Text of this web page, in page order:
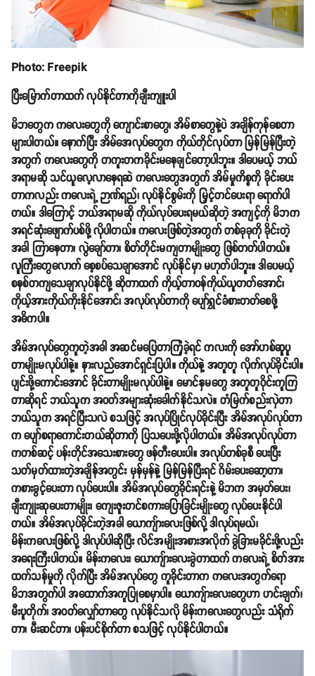
Photo: Freepik
ပြီးမြောက်တာထက် လုပ်နိုင်တာကိုချီးကျူးပါ
မိဘတွေက ကလေးတွေကို ကျောင်းစာတွေ၊ အိမ်စာတွေနဲ့ပဲ အချိန်ကုန်စေတာ
များပါတယ်။ နောက်ပြီး အိမ်အေလုပ်တွေက ကိုယ်တိုင်လုပ်တာ မြန်မြန်ပြီးတဲ့
အတွက် ကလေးတွေကို တကူးတကခိုင်းမနေချင်တော့ပါဘူး။ ဒါပေမယ့် ဘယ်
အရာမဆို သင်ယူလေ့လာနေရဆဲ ကလေးတွေအတွက် အိမ်မှုကိစ္စကို ခိုင်းပေး
တာကလည်း ကလေးရဲ့ ဉာဏ်ရည်၊ လုပ်နိုင်စွမ်းကို မြှင့်တင်ပေးရာ ရောက်ပါ
တယ်။ ဒါကြောင့် ဘယ်အရာမဆို ကိုယ်လုပ်ပေးရမယ်ဆိုတဲ့ အကျင့်ကို မိဘက
အရင်ဆုံးဖျောက်ပစ်ဖို့ လိုပါတယ်။ ကလေးဖြစ်တဲ့အတွက် တစ်ခုခုကို ခိုင်းတဲ့
အခါ ကြာနေတာ၊ လွဲချော်တာ၊ စိတ်တိုင်းမကျတာမျိုးတွေ ဖြစ်တတ်ပါတယ်။
လူကြီးတွေလောက် စေ့စပ်သေချာအောင် လုပ်နိုင်မှာ မဟုတ်ပါဘူး။ ဒါပေမယ့်
စနစ်တကျသေချာလုပ်နိုင်ဖို့ ဆိုတာထက် ကိုယ့်တာဝန်ကိုယ်ယူတတ်အောင်၊
ကိုယ့်အားကိုယ်ကိုးနိုင်အောင်၊ အလုပ်လုပ်တာကို ပျော်ရွှင်ခံစားတတ်စေဖို့
အဓိကပါ။
အိမ်အလုပ်တွေကူတဲ့အခါ အဆင်မပြေတာကြုံခဲ့ရင် ကလးကို အော်ဟစ်ဆူပူ
တာမျိုးမလုပ်ပါနဲ့။ နားလည်အောင်ရှင်းပြပါ။ ကိုယ်နဲ့ အတူတူ လိုက်လုပ်ခိုင်းပါ။
ပျင်းဖို့ကောင်းအောင် ခိုင်းတာမျိုးမလုပ်ပါနဲ့။ မောင်နှမတွေ အတူတူဝိုင်းကူကြ
တာဆိုရင် ဘယ်သူက အဝတ်အများဆုံးခေါက်နိုင်သလဲ။ တံမြက်စည်းလှဲတာ
ဘယ်သူက အရင်ပြီးသလဲ စသဖြင့် အလုပ်ပြိုင်လုပ်ခိုင်းပြီး အိမ်အလုပ်လုပ်တာ
က ပျော်စရာကောင်းတယ်ဆိုတာကို ပြသပေးဖို့လိုပါတယ်။ အိမ်အလုပ်လုပ်တာ
ကတစ်ဆင့် ပန်းတိုင်အသေးစားတွေ ဖန်တီးပေးပါ။ အလုပ်တစ်ခုစီ ပေးပြီး
သတ်မှတ်ထားတဲ့အချိန်အတွင်း မှန်မှန်နဲ့ မြန်မြန်ပြီးရင် ဂိမ်းပေးဆော့တာ၊
ကစားခွင့်ပေးတာ လုပ်ပေးပါ။ အိမ်အလုပ်တွေခိုင်းရင်းနဲ့ မိဘက အမှတ်ပေး၊
ချီးကျုးဆုပေးတာမျိုး၊ ကျေးဇူးတင်စကားပြောခြင်းမျိုးတွေ လုပ်ပေးနိုင်ပါ
တယ်။ အိမ်အလုပ်ခိုင်းတဲ့အခါ ယောကျ်ားလေးဖြစ်လို့ ဒါလုပ်ရမယ်၊
မိန်းကလေးဖြစ်လို့ ဒါလုပ်ပါဆိုပြီး လိင်အမျိုးအစားအလိုက် ခွဲခြားမခိုင်းဖို့လည်း
အရေးကြီးပါတယ်။ မိန်းကလေး၊ ယောကျ်ားလေးခွဲတာထက် ကလေးရဲ့ စိတ်အား
ထက်သန်မှုကို လိုက်ပြီး အိမ်အလုပ်တွေ ကူခိုင်းတာက ကလေးအတွက်ရော
မိဘအတွက်ပါ အထောက်အကူပြုစေမှာပါ။ ယောကျ်ားလေးတွေဟာ ဟင်းချက်၊
မီးပူတိုက်၊ အဝတ်လျှော်တာတွေ လုပ်နိုင်သလို မိန်းကလေးတွေလည်း သံရိုက်
တာ၊ မီးဆင်တာ၊ ပန်းပင်စိုက်တာ စသဖြင့် လုပ်နိုင်ပါတယ်။